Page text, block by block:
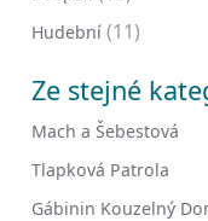
Hudební (11)
Ze stejné
Mach a Šebestová
Tlapková Patrola
Gábinin Kouzelný